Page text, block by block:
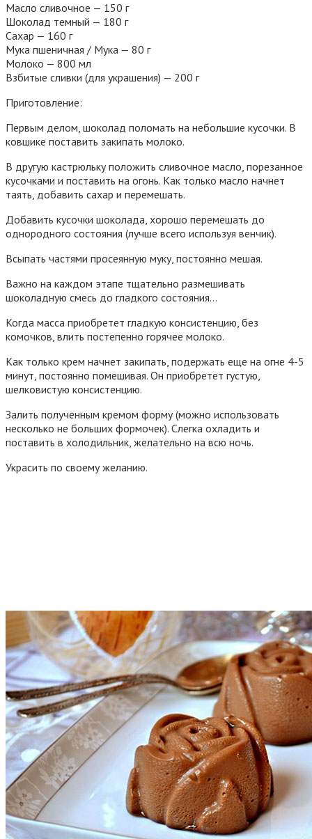
Масло сливочное — 150 г
Шоколад темный — 180 г
Сахар — 160 г
Мука пшеничная / Мука — 80 г
Молоко — 800 мл
Взбитые сливки (для украшения) — 200 г
Приготовление:
Первым делом, шоколад поломать на небольшие кусочки. В
ковшике поставить закипать молоко.
В другую кастрюльку положить сливочное масло, порезанное
кусочками и поставить на огонь. Как только масло начнет
таять, добавить сахар и перемешать.
Добавить кусочки шоколада, хорошо перемешать до
однородного состояния (лучше всего используя венчик).
Всыпать частями просеянную муку, постоянно мешая.
Важно на каждом этапе тщательно размешивать
шоколадную смесь до гладкого состояния…
Когда масса приобретет гладкую консистенцию, без
комочков, влить постепенно горячее молоко.
Как только крем начнет закипать, подержать еще на огне 4-5
минут, постоянно помешивая. Он приобретет густую,
шелковистую консистенцию.
Залить полученным кремом форму (можно использовать
несколько не больших формочек). Слегка охладить и
поставить в холодильник, желательно на всю ночь.
Украсить по своему желанию.